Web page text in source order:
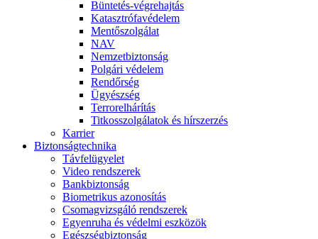
Büntetés-végrehajtás
Katasztrófavédelem
Mentőszolgálat
NAV
Nemzetbiztonság
Polgári védelem
Rendőrség
Ügyészség
Terrorelhárítás
Titkosszolgálatok és hírszerzés
Karrier
Biztonságtechnika
Távfelügyelet
Video rendszerek
Bankbiztonság
Biometrikus azonosítás
Csomagvizsgáló rendszerek
Egyenruha és védelmi eszközök
Egészségbiztonság